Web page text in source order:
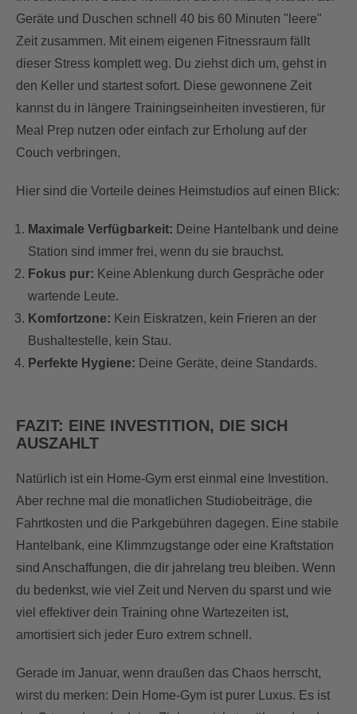
Geräte und Duschen schnell 40 bis 60 Minuten "leere"
Zeit zusammen. Mit einem eigenen Fitnessraum fällt
dieser Stress komplett weg. Du ziehst dich um, gehst in
den Keller und startest sofort. Diese gewonnene Zeit
kannst du in längere Trainingseinheiten investieren, für
Meal Prep nutzen oder einfach zur Erholung auf der
Couch verbringen.
Hier sind die Vorteile deines Heimstudios auf einen Blick:
Maximale Verfügbarkeit: Deine Hantelbank und deine
Station sind immer frei, wenn du sie brauchst.
Fokus pur: Keine Ablenkung durch Gespräche oder
wartende Leute.
Komfortzone: Kein Eiskratzen, kein Frieren an der
Bushaltestelle, kein Stau.
Perfekte Hygiene: Deine Geräte, deine Standards.
FAZIT: EINE INVESTITION, DIE SICH
AUSZAHLT
Natürlich ist ein Home-Gym erst einmal eine Investition.
Aber rechne mal die monatlichen Studiobeiträge, die
Fahrtkosten und die Parkgebühren dagegen. Eine stabile
Hantelbank, eine Klimmzugstange oder eine Kraftstation
sind Anschaffungen, die dir jahrelang treu bleiben. Wenn
du bedenkst, wie viel Zeit und Nerven du sparst und wie
viel effektiver dein Training ohne Wartezeiten ist,
amortisiert sich jeder Euro extrem schnell.
Gerade im Januar, wenn draußen das Chaos herrscht,
wirst du merken: Dein Home-Gym ist purer Luxus. Es ist